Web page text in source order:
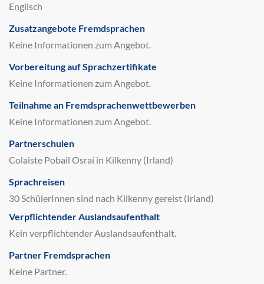
Englisch
Zusatzangebote Fremdsprachen
Keine Informationen zum Angebot.
Vorbereitung auf Sprachzertifikate
Keine Informationen zum Angebot.
Teilnahme an Fremdsprachenwettbewerben
Keine Informationen zum Angebot.
Partnerschulen
Colaiste Pobail Osraí in Kilkenny (Irland)
Sprachreisen
30 SchülerInnen sind nach Kilkenny gereist (Irland)
Verpflichtender Auslandsaufenthalt
Kein verpflichtender Auslandsaufenthalt.
Partner Fremdsprachen
Keine Partner.